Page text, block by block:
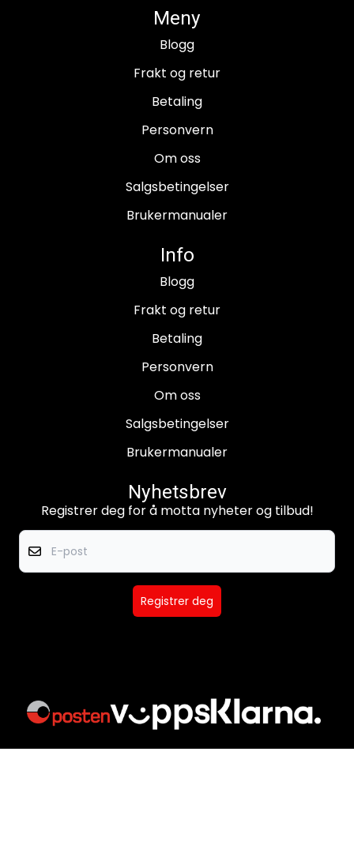
Meny
Blogg
Frakt og retur
Betaling
Personvern
Om oss
Salgsbetingelser
Brukermanualer
Info
Blogg
Frakt og retur
Betaling
Personvern
Om oss
Salgsbetingelser
Brukermanualer
Nyhetsbrev
Registrer deg for å motta nyheter og tilbud!
Registrer deg